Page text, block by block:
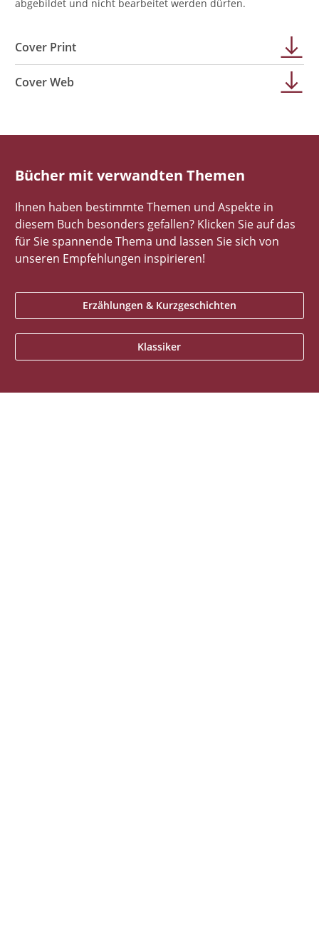
abgebildet und nicht bearbeitet werden dürfen.
Cover Print
Cover Web
Bücher mit verwandten Themen
Ihnen haben bestimmte Themen und Aspekte in
diesem Buch besonders gefallen? Klicken Sie auf das
für Sie spannende Thema und lassen Sie sich von
unseren Empfehlungen inspirieren!
Erzählungen & Kurzgeschichten
Klassiker